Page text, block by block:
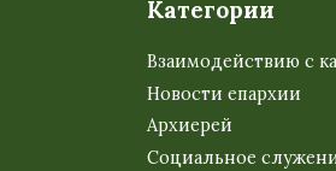
Категории
Взаимодействию с
Новости епархии
Архиерей
Социальное